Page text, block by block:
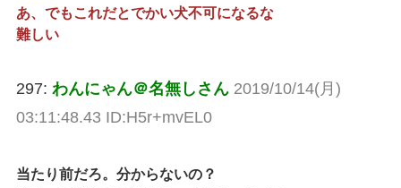
あ、でもこれだとでかい犬不可になるな
難しい
297: わんにゃん＠名無しさん 2019/10/14(月)
03:11:48.43 ID:H5r+mvEL0
当たり前だろ。分からないの？